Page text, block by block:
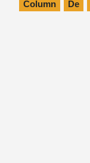
Column De